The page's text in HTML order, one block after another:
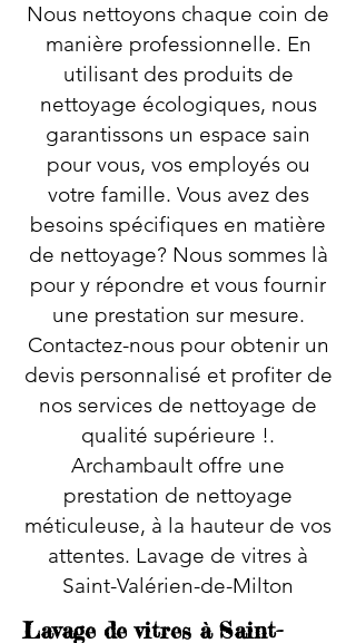
Nous nettoyons chaque coin de
manière professionnelle. En
utilisant des produits de
nettoyage écologiques, nous
garantissons un espace sain
pour vous, vos employés ou
votre famille. Vous avez des
besoins spécifiques en matière
de nettoyage? Nous sommes là
pour y répondre et vous fournir
une prestation sur mesure.
Contactez-nous pour obtenir un
devis personnalisé et profiter de
nos services de nettoyage de
qualité supérieure !.
Archambault offre une
prestation de nettoyage
méticuleuse, à la hauteur de vos
attentes. Lavage de vitres à
Saint-Valérien-de-Milton
Lavage de vitres à Saint-